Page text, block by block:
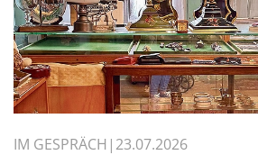
IM GESPRÄCH 23.07.2026